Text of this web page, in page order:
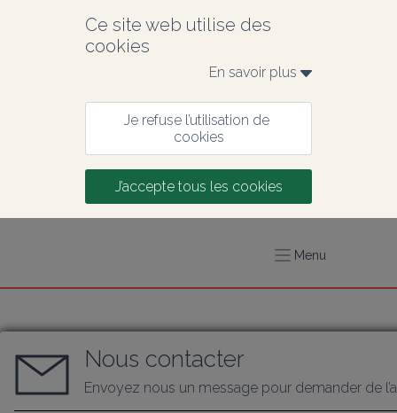
Ce site web utilise des
cookies
En savoir plus
Je refuse l’utilisation de
cookies
J’accepte tous les cookies
Menu
Nous contacter
Envoyez nous un message pour demander de